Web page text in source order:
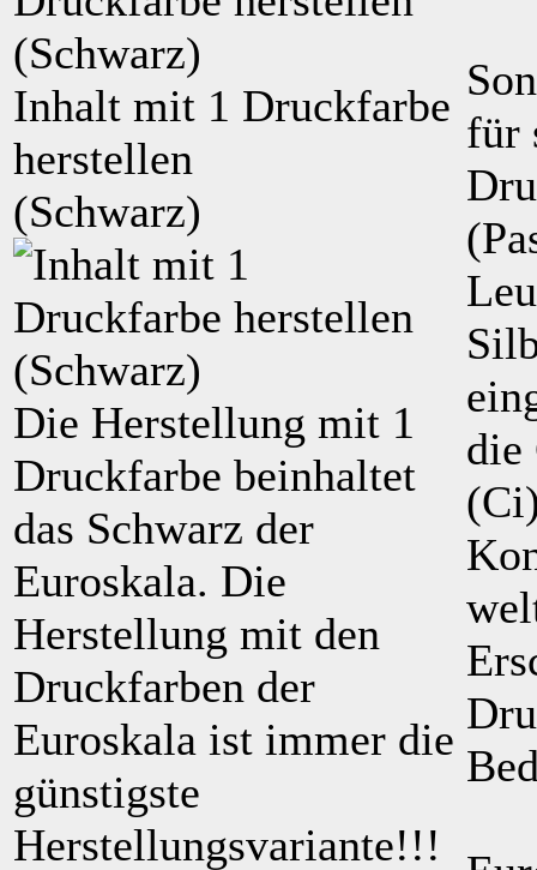
Inhalt mit 1 Druckfarbe
herstellen
(Schwarz)
Die Herstellung mit 1
Druckfarbe beinhaltet
das Schwarz der
Euroskala. Die
Herstellung mit den
Druckfarben der
Euroskala ist immer die
günstigste
Herstellungsvariante!!!
für
die